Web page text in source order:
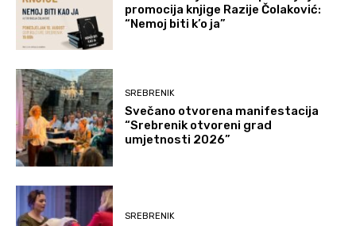
promocija knjige Razije Čolaković:
“Nemoj biti k’o ja”
SREBRENIK
Svečano otvorena manifestacija
“Srebrenik otvoreni grad
umjetnosti 2026”
SREBRENIK